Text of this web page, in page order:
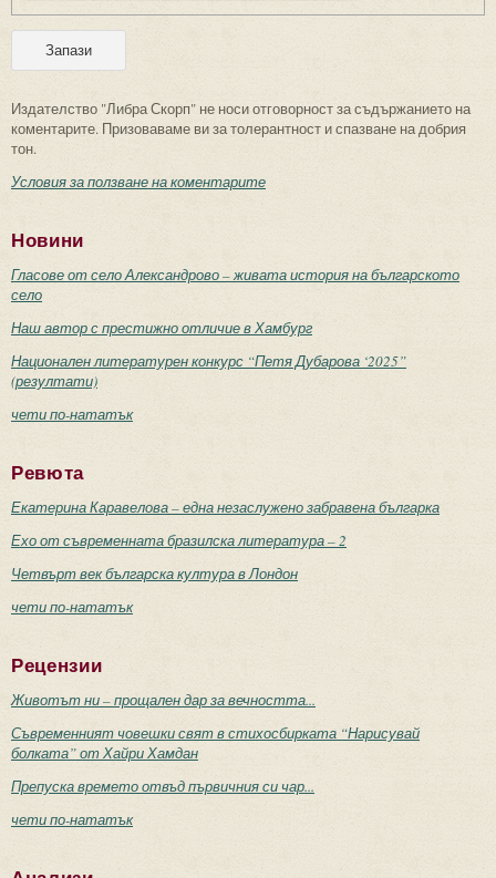
Издателство "Либра Скорп" не носи отговорност за съдържанието на
коментарите. Призоваваме ви за толерантност и спазване на добрия
тон.
Условия за ползване на коментарите
Новини
Гласове от село Александрово – живата история на българското
село
Наш автор с престижно отличие в Хамбург
Национален литературен конкурс “Петя Дубарова ‘2025”
(резултати)
чети по-нататък
Ревюта
Екатерина Каравелова – една незаслужено забравена българка
Ехо от съвременната бразилска литература – 2
Четвърт век българска култура в Лондон
чети по-нататък
Рецензии
Животът ни – прощален дар за вечността...
Съвременният човешки свят в стихосбирката “Нарисувай
болката” от Хайри Хамдан
Препуска времето отвъд първичния си чар...
чети по-нататък